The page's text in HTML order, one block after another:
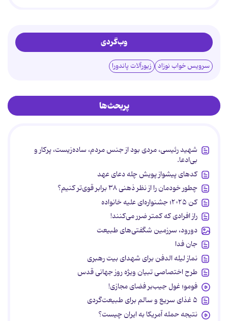
وب‌گردی
سرویس خواب نوزاد زیورآلات پاندورا
پربحث‌ها
شهید رئیسی، مردی بود از جنس مردم، ساده‌زیست، پرکار و
بی‌ادعا.
کدهای پیشواز پویش چله دعای عهد
چطور خودمان را از نظر ذهنی ۳۸ برابر قوی‌تر کنیم؟
کن ۲۰۲۵؛ جشنواره‌ای علیه خانواده
راز افرادی که کمتر ضرر می‌کنند!
دورود، سرزمین شگفتی‌های طبیعت
جان فدا
نماز لیله الدفن برای شهدای بیت رهبری
طرح اختصاصی تبیان ویژه روز جهانی قدس
فومو؛ غول جیب‌بر فضای مجازی!
۵ غذای سریع و سالم برای طبیعت‌گردی
نتیجه حمله آمریکا به ایران چیست؟